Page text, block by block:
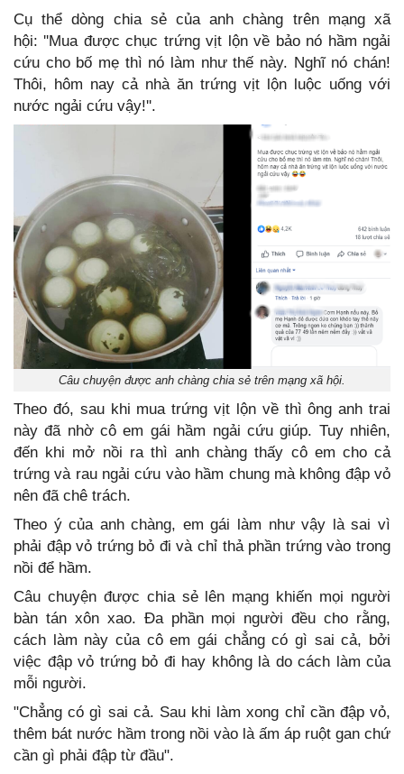
Cụ thể dòng chia sẻ của anh chàng trên mạng xã
hội: ''Mua được chục trứng vịt lộn về bảo nó hầm ngải
cứu cho bố mẹ thì nó làm như thế này. Nghĩ nó chán!
Thôi, hôm nay cả nhà ăn trứng vịt lộn luộc uống với
nước ngải cứu vậy!''.
Câu chuyện được anh chàng chia sẻ trên mạng xã hội.
Theo đó, sau khi mua trứng vịt lộn về thì ông anh trai
này đã nhờ cô em gái hầm ngải cứu giúp. Tuy nhiên,
đến khi mở nồi ra thì anh chàng thấy cô em cho cả
trứng và rau ngải cứu vào hầm chung mà không đập vỏ
nên đã chê trách.
Theo ý của anh chàng, em gái làm như vậy là sai vì
phải đập vỏ trứng bỏ đi và chỉ thả phần trứng vào trong
nồi để hầm.
Câu chuyện được chia sẻ lên mạng khiến mọi người
bàn tán xôn xao. Đa phần mọi người đều cho rằng,
cách làm này của cô em gái chẳng có gì sai cả, bởi
việc đập vỏ trứng bỏ đi hay không là do cách làm của
mỗi người.
"Chẳng có gì sai cả. Sau khi làm xong chỉ cần đập vỏ,
thêm bát nước hầm trong nồi vào là ấm áp ruột gan chứ
cần gì phải đập từ đầu".